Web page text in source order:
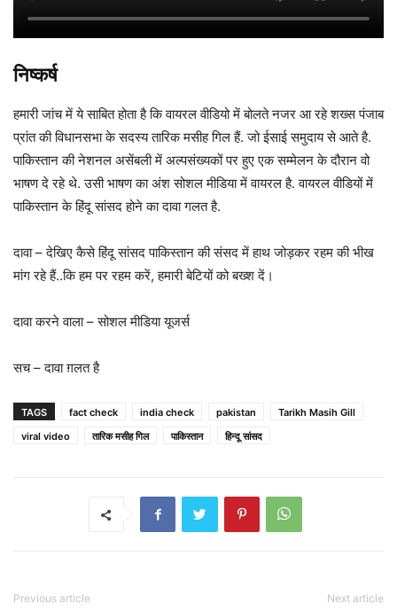
निष्कर्ष
हमारी जांच में ये साबित होता है कि वायरल वीडियो में बोलते नजर आ रहे शख्स पंजाब
प्रांत की विधानसभा के सदस्य तारिक मसीह गिल हैं. जो ईसाई समुदाय से आते है.
पाकिस्तान की नेशनल असेंबली में अल्पसंख्यकों पर हुए एक सम्मेलन के दौरान वो
भाषण दे रहे थे. उसी भाषण का अंश सोशल मीडिया में वायरल है. वायरल वीडियों में
पाकिस्तान के हिंदू सांसद होने का दावा गलत है.
दावा – देखिए कैसे हिंदू सांसद पाकिस्तान की संसद में हाथ जोड़कर रहम की भीख
मांग रहे हैं..कि हम पर रहम करें, हमारी बेटियों को बख्श दें।
दावा करने वाला – सोशल मीडिया यूजर्स
सच – दावा ग़लत है
TAGS fact check india check pakistan
Tarikh Masih Gill
viral video
तारिक मसीह गिल पाकिस्तान हिन्दू सांसद
Previous article Next article